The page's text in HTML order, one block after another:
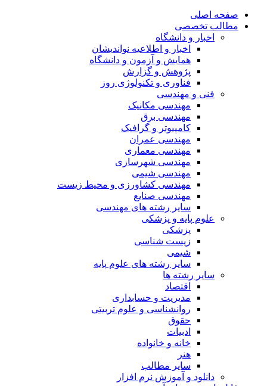
صفحه اصلی
مطالب تخصصی
اخبار و دانشگاه
اخبار و اطلاعیه نواندیشان
همایش و آزمون و دانشگاه
پژوهش و گزارش
فناوری و تکنولوژی روز
فنی و مهندسی
مهندسی مکانیک
مهندسی برق
کامپیوتر و گرافیک
مهندسی عمران
مهندسی معماری
مهندسی شهرسازی
مهندسی شیمی
مهندسی کشاورزی و محیط زیست
مهندسی صنایع
سایر رشته های مهندسی
علوم پایه و پزشکی
پزشکی
زیست شناسی
شیمی
سایر رشته های علوم پایه
سایر رشته ها
اقتصاد
مدیریت و حسابداری
روانشناسی و علوم تربیتی
حقوق
ادبیات
خانه و خانواده
هنر
سایر مطالب
دانلود و آموزش نرم افزار